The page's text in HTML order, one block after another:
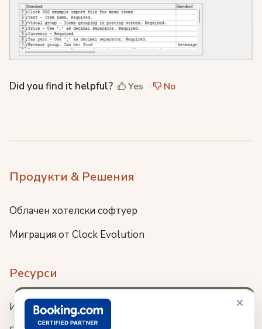
×
Did you find it helpful? Yes No
Продукти & Решения
Облачен хотелски софтуер
Миграция от Clock Evolution
Ресурси
Интеграции